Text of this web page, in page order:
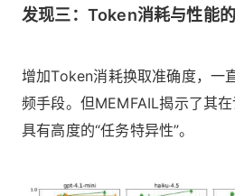
发现三：Token消耗与性能
增加Token消耗换取准确度，一
频手段。但MEMFAIL揭示了其
具有高度的“任务特异性”。